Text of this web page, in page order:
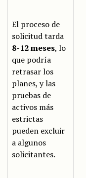
El proceso de
solicitud tarda
8-12 meses, lo
que podría
retrasar los
planes, y las
pruebas de
activos más
estrictas
pueden excluir
a algunos
solicitantes.